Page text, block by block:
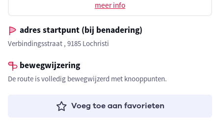
meer info
adres startpunt (bij benadering)
Verbindingsstraat , 9185 Lochristi
bewegwijzering
De route is volledig bewegwijzerd met knooppunten.
Voeg toe aan favorieten